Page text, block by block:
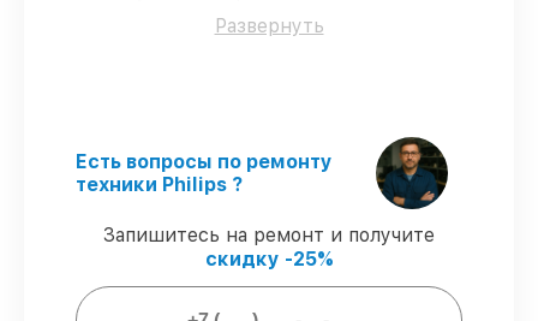
применяются только оригинальные
работы выполняются в оговоренные
сроки.
Официальная гарантия
– официальная
Гарантии на обслуживание роботов-
пылесосов:
Развернуть
Есть вопросы по ремонту
техники Philips ?
Запишитесь на ремонт и получите
скидку -25%